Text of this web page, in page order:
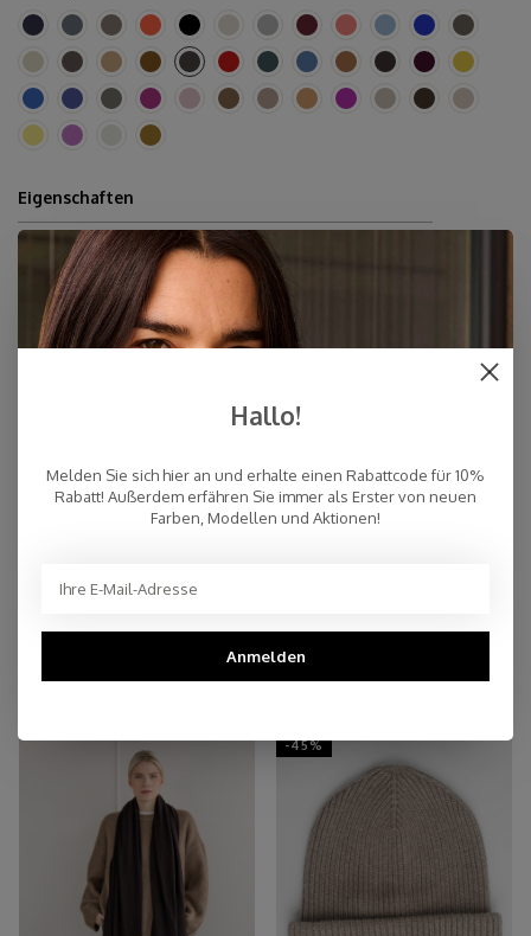
Eigenschaften
10% Kaschmir, 40% Merinowolle, 30% Viskose, 20%
Polyamid
Ca. 80 x 210-220 cm
Handwäsche
Hergestellt in Europa & Mulesing-frei
Persönlicher Kundenservice
Top Reviews 9.4
You may also like
-45%
Hallo!
Melden Sie sich hier an und erhalte einen Rabattcode für 10%
Rabatt! Außerdem erfähren Sie immer als Erster von neuen
Farben, Modellen und Aktionen!
Anmelden